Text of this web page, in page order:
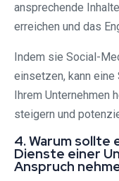
ansprechende
erreichen und das
Indem sie Social-
einsetzen, kann
Ihrem Unternehmen
steigern und
4. Warum sollte
Dienste einer
Anspruch